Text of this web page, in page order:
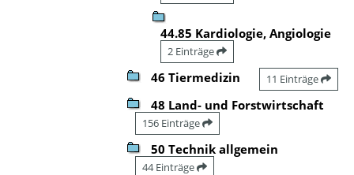
44.85 Kardiologie, Angiologie
2 Einträge
46 Tiermedizin 11 Einträge
48 Land- und Forstwirtschaft
156 Einträge
50 Technik allgemein
44 Einträge